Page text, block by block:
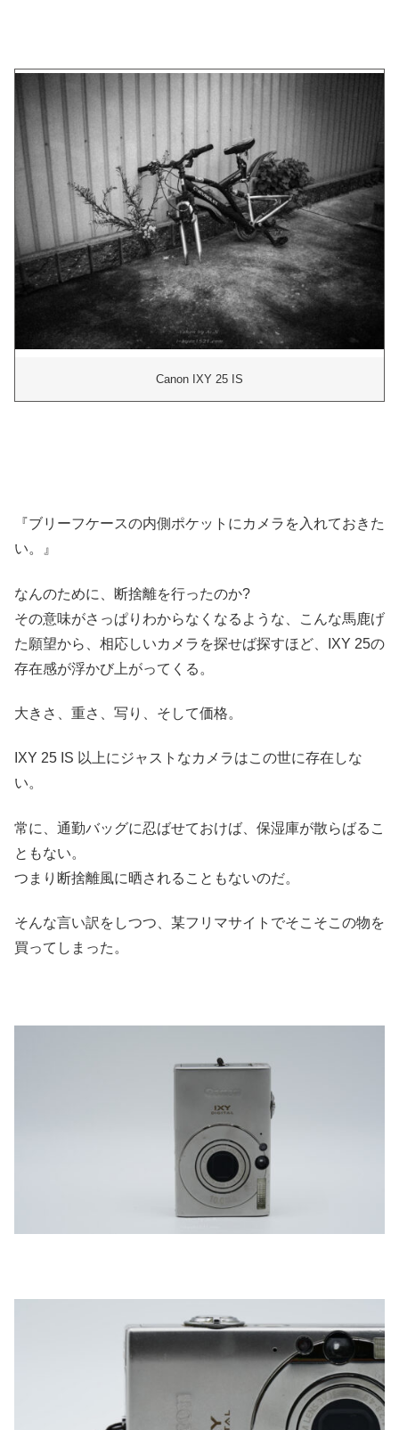
Canon IXY 25 IS
『ブリーフケースの内側ポケットにカメラを入れておきた
い。』
なんのために、断捨離を行ったのか?
その意味がさっぱりわからなくなるような、こんな馬鹿げ
た願望から、相応しいカメラを探せば探すほど、IXY 25の
存在感が浮かび上がってくる。
大きさ、重さ、写り、そして価格。
IXY 25 IS 以上にジャストなカメラはこの世に存在しな
い。
常に、通勤バッグに忍ばせておけば、保湿庫が散らばるこ
ともない。
つまり断捨離風に晒されることもないのだ。
そんな言い訳をしつつ、某フリマサイトでそこそこの物を
買ってしまった。